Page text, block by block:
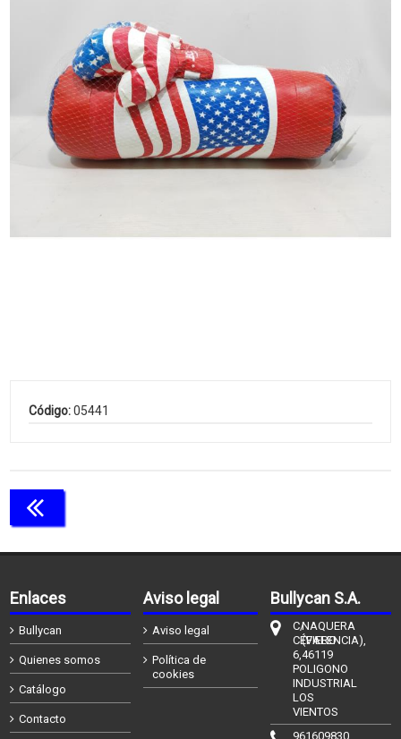
Código:05441
Enlaces
Bullycan
Quienes somos
Catálogo
Contacto
Aviso legal
Aviso legal
Política de
cookies
Bullycan S.A.
C/
CÉFIERO
6,
POLIGONO
INDUSTRIAL
LOS
VIENTOS
NAQUERA
(VALENCIA),
46119
961609830